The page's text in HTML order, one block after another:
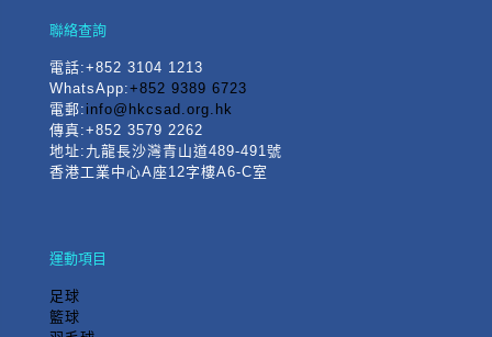
聯絡查詢
電話:+852 3104 1213
WhatsApp:+852 9389 6723
電郵: info@hkcsad.org.hk
傳真:+852 3579 2262
地址:九龍長沙灣青山道489-491號
香港工業中心A座12字樓A6-C室
運動項目
足球
籃球